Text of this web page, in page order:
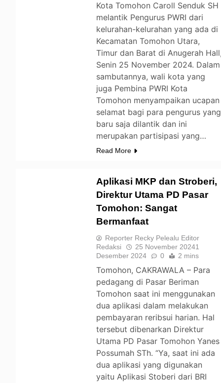
Kota Tomohon Caroll Senduk SH
melantik Pengurus PWRI dari
kelurahan-kelurahan yang ada di
Kecamatan Tomohon Utara,
Timur dan Barat di Anugerah
Senin 25 November 2024. Dalam
sambutannya, wali kota yang
juga Pembina PWRI Kota
Tomohon menyampaikan ucapan
selamat bagi para pengurus yang
baru saja dilantik dan ini
merupakan partisipasi yang…
Read More
Aplikasi MKP dan Stroberi,
Direktur Utama PD Pasar
Tomohon: Sangat
Bermanfaat
Reporter Recky Pelealu Editor
Redaksi
25 November 20241
Desember 2024
0 2 mins
Tomohon, CAKRAWALA – Para
pedagang di Pasar Beriman
Tomohon saat ini menggunakan
dua aplikasi dalam melakukan
pembayaran reribsui harian. Hal
tersebut dibenarkan Direktur
Utama PD Pasar Tomohon Yanes
Possumah STh. “Ya, saat ini ada
dua aplikasi yang digunakan
yaitu Aplikasi Stoberi dari BRI